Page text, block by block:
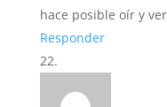
hace posible oír y
Responder